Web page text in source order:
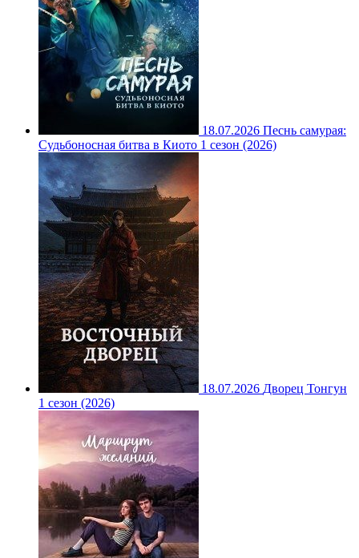
18.07.2026 Песнь самурая:
Судьбоносная битва в Киото 1 сезон (2026)
18.07.2026 Дворец Тонгун
1 сезон (2026)